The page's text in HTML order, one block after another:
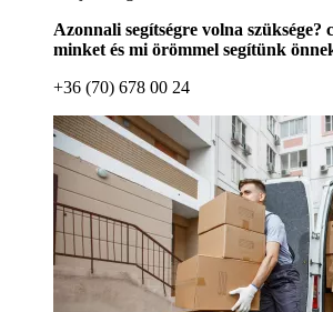
Azonnali segítségre volna szüksége?
minket és mi örömmel segítünk
+36 (70) 678 00 24